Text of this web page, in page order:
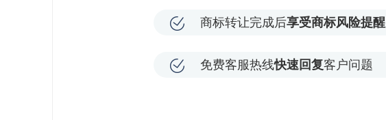
商标转让完成后享受商标风险提醒
免费客服热线快速回复客户问题